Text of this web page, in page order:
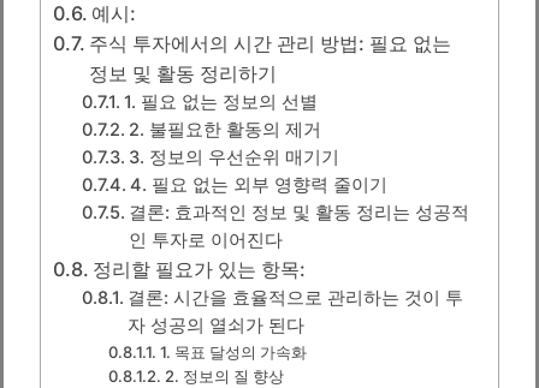
예시:
주식 투자에서의 시간 관리 방법: 필요 없는
정보 및 활동 정리하기
1. 필요 없는 정보의 선별
2. 불필요한 활동의 제거
3. 정보의 우선순위 매기기
4. 필요 없는 외부 영향력 줄이기
결론: 효과적인 정보 및 활동 정리는 성공적
인 투자로 이어진다
정리할 필요가 있는 항목:
결론: 시간을 효율적으로 관리하는 것이 투
자 성공의 열쇠가 된다
1. 목표 달성의 가속화
2. 정보의 질 향상